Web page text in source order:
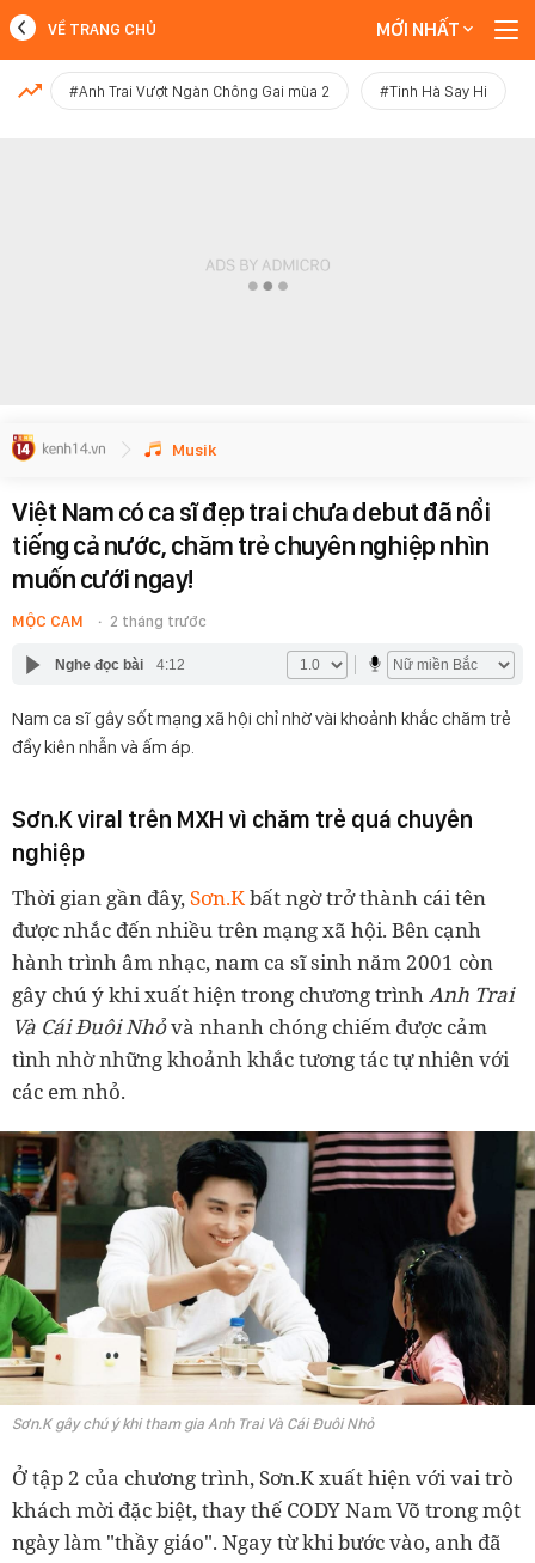
MỚI NHẤT
VỀ TRANG CHỦ MỚI NHẤT
#Anh Trai Vượt Ngàn Chông Gai mùa 2 #Tinh Hà Say Hi
Musik
Việt Nam có ca sĩ đẹp trai chưa debut đã nổi
tiếng cả nước, chăm trẻ chuyên nghiệp nhìn
muốn cưới ngay!
MỘC CAM 2 tháng trước
Nghe đọc bài 4:12
Nam ca sĩ gây sốt mạng xã hội chỉ nhờ vài khoảnh khắc chăm trẻ
đầy kiên nhẫn và ấm áp.
Sơn.K viral trên MXH vì chăm trẻ quá chuyên
nghiệp
Thời gian gần đây,Sơn.Kbất ngờ trở thành cái tên
được nhắc đến nhiều trên mạng xã hội. Bên cạnh
hành trình âm nhạc, nam ca sĩ sinh năm 2001 còn
gây chú ý khi xuất hiện trong chương trìnhAnh Trai
Và Cái Đuôi Nhỏvà nhanh chóng chiếm được cảm
tình nhờ những khoảnh khắc tương tác tự nhiên với
các em nhỏ.
Sơn.K gây chú ý khi tham gia Anh Trai Và Cái Đuôi Nhỏ
Ở tập 2 của chương trình, Sơn.K xuất hiện với vai trò
khách mời đặc biệt, thay thế CODY Nam Võ trong một
ngày làm "thầy giáo". Ngay từ khi bước vào, anh đã